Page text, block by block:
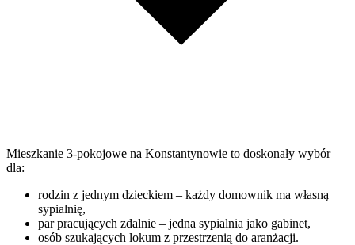
Mieszkanie 3-pokojowe na Konstantynowie to doskonały wybór
dla:
rodzin z jednym dzieckiem – każdy domownik ma własną
sypialnię,
par pracujących zdalnie – jedna sypialnia jako gabinet,
osób szukających lokum z przestrzenią do aranżacji.